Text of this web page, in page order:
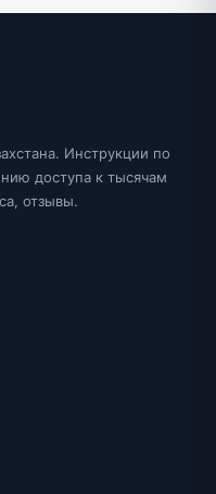
Инструкции по
доступа к тысячам
отзывы.